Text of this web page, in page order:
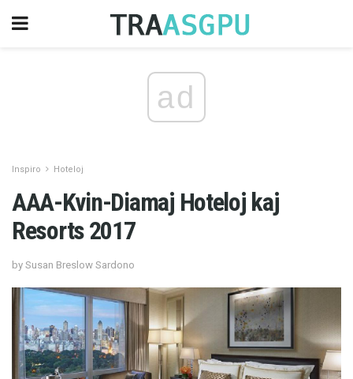
ad
Inspiro Hoteloj
AAA-Kvin-Diamaj Hoteloj kaj
Resorts 2017
by Susan Breslow Sardono